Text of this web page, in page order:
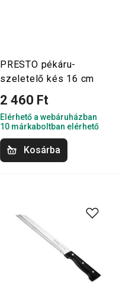
PRESTO pékáru-
szeletelő kés 16 cm
2 460 Ft
Elérhető a webáruházban
10 márkaboltban elérhető
Kosárba